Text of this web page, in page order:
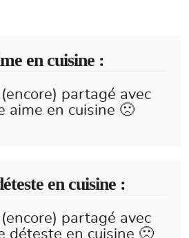
en cuisine :
partagé avec
aime en cuisine 🙁
en cuisine :
partagé avec
déteste en cuisine 🙁